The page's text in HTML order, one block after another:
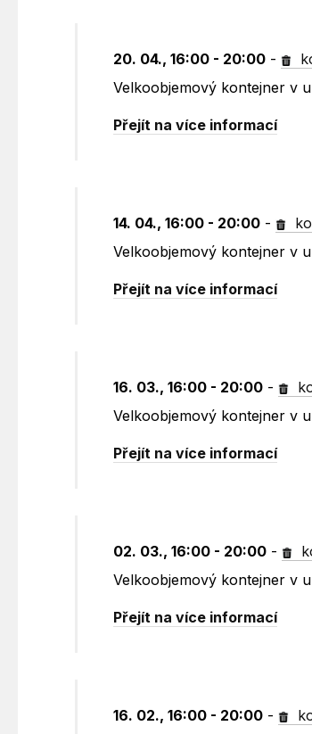
20. 04., 16:00 - 20:00 -
Velkoobjemový kontejner v
Přejít na více informací
14. 04., 16:00 - 20:00 -
Velkoobjemový kontejner v
Přejít na více informací
16. 03., 16:00 - 20:00 -
Velkoobjemový kontejner v
Přejít na více informací
02. 03., 16:00 - 20:00 -
Velkoobjemový kontejner v
Přejít na více informací
16. 02., 16:00 - 20:00 -